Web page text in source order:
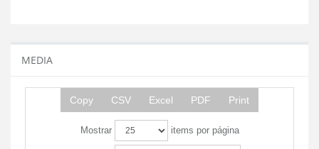
MEDIA
Copy CSV Excel PDF Print
Mostrar items por página